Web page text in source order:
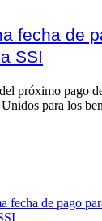
fecha de
SSI
próximo pago
para los